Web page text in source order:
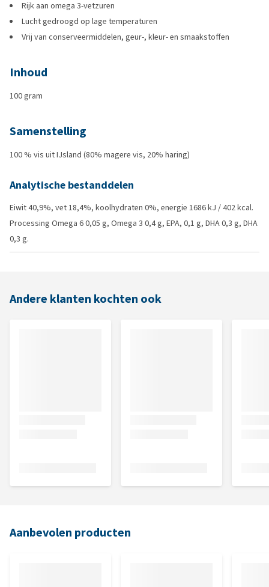
Rijk aan omega 3-vetzuren
Lucht gedroogd op lage temperaturen
Vrij van conserveermiddelen, geur-, kleur- en smaakstoffen
Inhoud
100 gram
Samenstelling
100 % vis uit IJsland (80% magere vis, 20% haring)
Analytische bestanddelen
Eiwit 40,9%, vet 18,4%, koolhydraten 0%, energie 1686 kJ / 402 kcal.
Processing Omega 6 0,05 g, Omega 3 0,4 g, EPA, 0,1 g, DHA 0,3 g, DHA
0,3 g.
Andere klanten kochten ook
Aanbevolen producten